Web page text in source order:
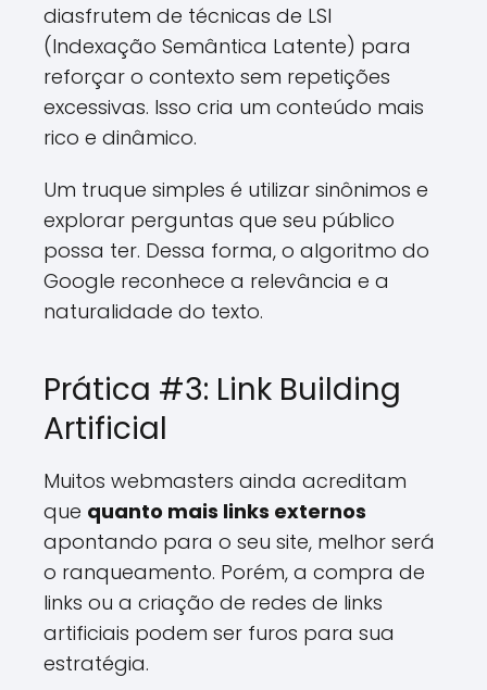
diasfrutem de técnicas de LSI
(Indexação Semântica Latente) para
reforçar o contexto sem repetições
excessivas. Isso cria um conteúdo mais
rico e dinâmico.
Um truque simples é utilizar sinônimos e
explorar perguntas que seu público
possa ter. Dessa forma, o algoritmo do
Google reconhece a relevância e a
naturalidade do texto.
Prática #3: Link Building
Artificial
Muitos webmasters ainda acreditam
que quanto mais links externos
apontando para o seu site, melhor será
o ranqueamento. Porém, a compra de
links ou a criação de redes de links
artificiais podem ser furos para sua
estratégia.